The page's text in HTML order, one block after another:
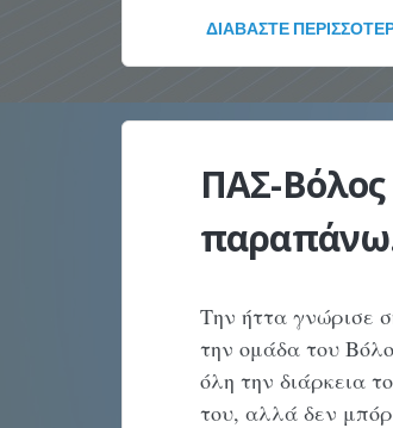
ΔΙΑΒΆΣΤΕ
ΠΑΣ-
Την ήττα γνώρισε
την ομάδα του
όλη την διάρκεια
του, αλλά δεν